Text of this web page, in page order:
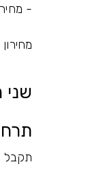
-
שני
תקבל